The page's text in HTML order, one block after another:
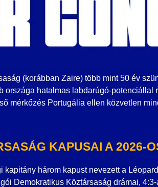
(korábban Zaire) több mint 50 év
országa hatalmas labdarúgó-potenciállal
mérkőzés Portugália ellen közvetlen
KAPUSAI A 2026-
kapitány három kapust nevezett a
Demokratikus Köztársaság drámai,